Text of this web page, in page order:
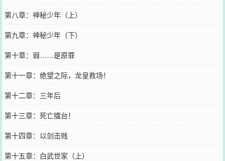
第八章：神秘少年（上）
第九章：神秘少年（下）
第十章：弱……是原罪
第十一章：绝望之际，龙皇救场！
第十二章：三年后
第十三章：死亡擂台！
第十四章：以剑击贱
第十五章：白武世家（上）